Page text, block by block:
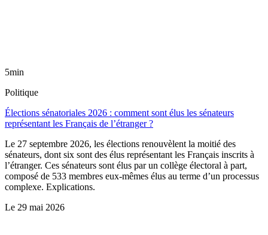
5min
Politique
Élections sénatoriales 2026 : comment sont élus les sénateurs
représentant les Français de l’étranger ?
Le 27 septembre 2026, les élections renouvèlent la moitié des
sénateurs, dont six sont des élus représentant les Français inscrits à
l’étranger. Ces sénateurs sont élus par un collège électoral à part,
composé de 533 membres eux-mêmes élus au terme d’un processus
complexe. Explications.
Le 29 mai 2026